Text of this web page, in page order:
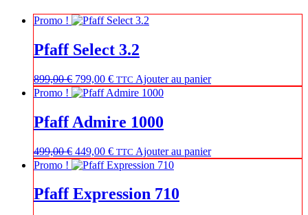
Promo !
Pfaff Select 3.2
899,00€ Le
prix
était :
899,00 €.
799,00 €Le
prix
799,00 €.
TTC Ajouter au panier
Promo !
Pfaff Admire 1000
499,00€ Le
prix
était :
499,00 €.
449,00 €Le
prix
est :
449,00 €.
TTC Ajouter au panier
Promo !
Pfaff Expression 710